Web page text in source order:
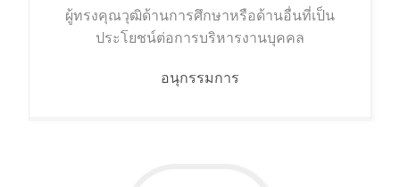
ผู้ทรงคุณวุฒิด้านการศึกษาหรือด้านอื่นที่เป็น
ประโยชน์ต่อการบริหารงานบุคคล
อนุกรรมการ